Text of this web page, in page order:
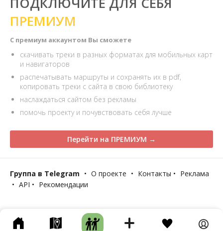
ПРЕМИУМ
С премиум аккаунтом Вы сможете
скачивать треки в разных форматах для мобильных карт
и навигаторов
распечатывать маршруты и сохранять их в pdf,
копировать треки с сайта в свою библиотеку
наслаждаться сайтом без рекламы
помочь проекту и почувствовать себя лучше
Перейти на ПРЕМИУМ →
Группа в Telegram • О проекте • Контакты • Реклама
• API • Рекомендации